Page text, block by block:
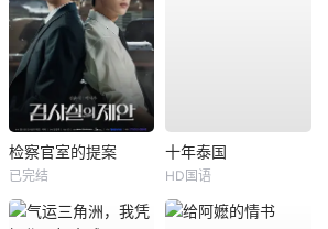
检察官室的提案
已完结
十年泰国
HD国语